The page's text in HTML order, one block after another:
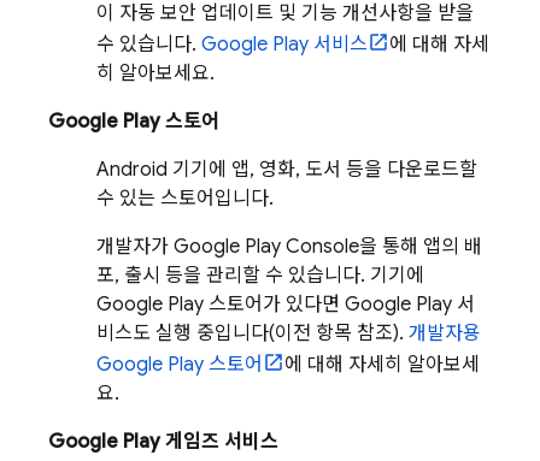
이 자동 보안 업데이트 및 기능 개선사항을 받을
수 있습니다. Google Play 서비스
에 대해 자세
히 알아보세요.
Google Play 스토어
Android 기기에 앱, 영화, 도서 등을 다운로드할
수 있는 스토어입니다.
개발자가 Google Play Console을 통해 앱의 배
포, 출시 등을 관리할 수 있습니다. 기기에
Google Play 스토어가 있다면 Google Play 서
비스도 실행 중입니다(이전 항목 참조). 개발자용
Google Play 스토어
에 대해 자세히 알아보세
요.
Google Play 게임즈 서비스